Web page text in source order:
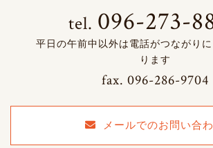
tel. 096-273-
平日の午前中以外は電話がつながり
ります
fax. 096-286-9704
メールでのお問い合